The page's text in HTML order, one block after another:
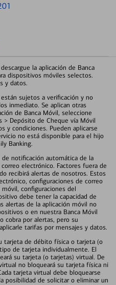
la aplicación de Banca
dispositivos móviles selectos.
y datos.
sujetos a verificación y no
inmediato. Se aplican otras
de Banca Móvil, seleccione
> Depósito de Cheque vía Móvil
y condiciones. Pueden aplicarse
no está disponible para el hijo
Banking.
notificación automática de la
electrónico. Factores fuera de
recibirá alertas de nosotros. Estos
configuraciones de correo
configuraciones del
debe tener la capacidad de
alertas de la aplicación móvil no
o en nuestra Banca Móvil
cobra por alertas, pero su
tarifas por mensajes y datos.
tarjeta de débito física o tarjeta (o
de tarjeta individualmente. El
su tarjeta (o tarjetas) virtual. De
no bloqueará su tarjeta física ni
tarjeta virtual debe bloquearse
posibilidad de solicitar o eliminar un